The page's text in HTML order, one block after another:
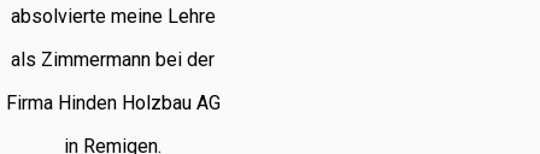
absolvierte meine Lehre
als Zimmermann bei der
Firma Hinden Holzbau AG
in Remigen.